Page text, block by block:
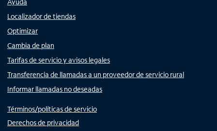
Localizador de tiendas
Optimizar
Cambia de plan
Tarifas de servicio y avisos legales
Transferencia de llamadas a un proveedor de servicio rural
Informar llamadas no deseadas
Términos/políticas de servicio
Derechos de privacidad